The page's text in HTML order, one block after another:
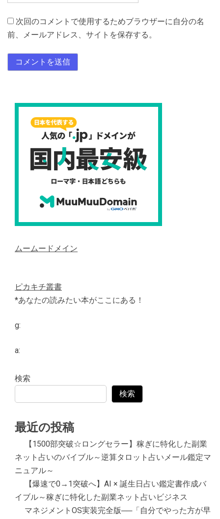
次回のコメントで使用するためブラウザーに自分の名
前、メールアドレス、サイトを保存する。
ムームードメイン
ピカキチ叢書
*あなたの読みたい本がここにある！
g:
a:
検索
検索
最近の投稿
【1500部突破☆ロングセラー】稼ぎに特化した副業
ネット占いのバイブル～逆算タロット占いメール鑑定マ
ニュアル～
【爆速で0→1突破へ】AI × 誕生日占い鑑定書作成バ
イブル～稼ぎに特化した副業ネット占いビジネス
マネジメントOS実装完全版──「自分でやった方が早